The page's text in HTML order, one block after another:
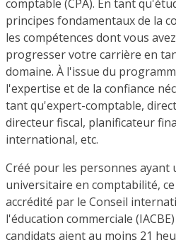
comptable (CPA). En tant
principes fondamentaux de la
les compétences dont vous
progresser votre carrière en
domaine. À l'issue du
l'expertise et de la confiance
tant qu'expert-comptable,
directeur fiscal, planificateur
international, etc.
Créé pour les personnes ayant
universitaire en comptabilité,
accrédité par le Conseil
l'éducation commerciale
candidats aient au moins 21